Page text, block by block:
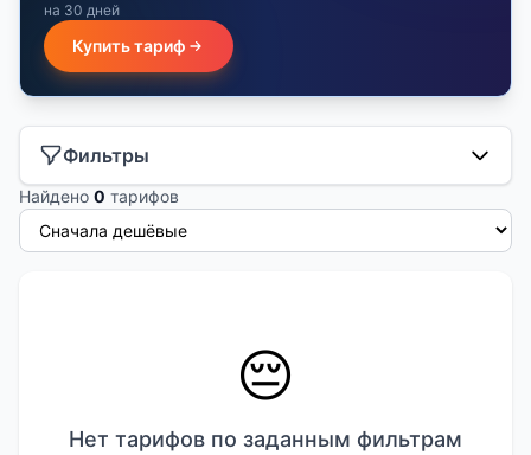
на 30 дней
Купить тариф
Фильтры
Найдено 0 тарифов
😔
Нет тарифов по заданным фильтрам